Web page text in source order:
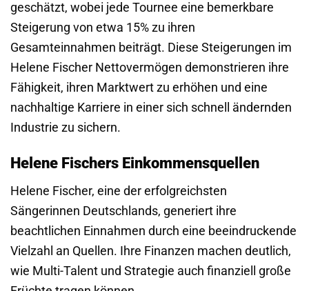
geschätzt, wobei jede Tournee eine bemerkbare
Steigerung von etwa 15% zu ihren
Gesamteinnahmen beiträgt. Diese Steigerungen im
Helene Fischer Nettovermögen demonstrieren ihre
Fähigkeit, ihren Marktwert zu erhöhen und eine
nachhaltige Karriere in einer sich schnell ändernden
Industrie zu sichern.
Helene Fischers Einkommensquellen
Helene Fischer, eine der erfolgreichsten
Sängerinnen Deutschlands, generiert ihre
beachtlichen Einnahmen durch eine beeindruckende
Vielzahl an Quellen. Ihre Finanzen machen deutlich,
wie Multi-Talent und Strategie auch finanziell große